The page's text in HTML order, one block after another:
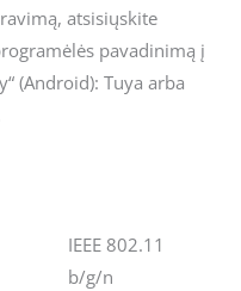
atsisiųskite
pavadinimą į
(Android): Tuya arba
IEEE 802.11
b/g/n